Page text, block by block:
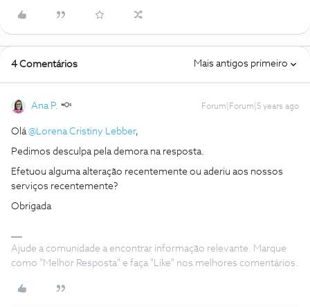
4 Comentários Mais antigos primeiro
Ana P. Forum|Forum|5 years ago
Olá@Lorena Cristiny Lebber,
Pedimos desculpa pela demora na resposta.
Efetuou alguma alteração recentemente ou aderiu aos nossos
serviços recentemente?
Obrigada
Ajude a comunidade a encontrar informação relevante. Marque
como "Melhor Resposta" e faça "Like" nos melhores comentários.